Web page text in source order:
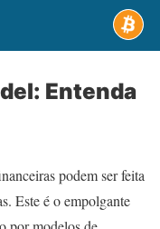
Entenda
podem ser feita
Este é o empolgante